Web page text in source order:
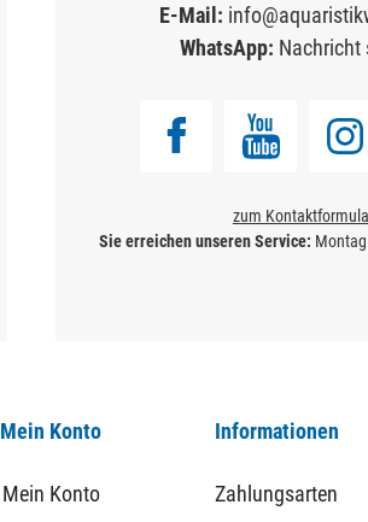
E-Mail:
WhatsApp: Nachricht
zum
Sie erreichen unseren Service:
Mein Konto
Mein Konto
Informationen
Zahlungsarten